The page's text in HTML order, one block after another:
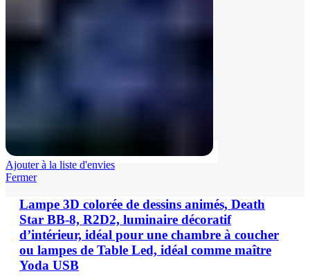
Ajouter à la liste d'envies
Fermer
Lampe 3D colorée de dessins animés, Death
Star BB-8, R2D2, luminaire décoratif
d’intérieur, idéal pour une chambre à coucher
ou lampes de Table Led, idéal comme maître
Yoda USB